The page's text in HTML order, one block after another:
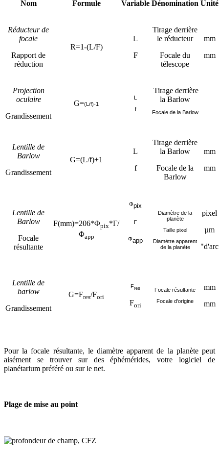
Nom Formule Variable Dénomination Unité
Réducteur de
focale
Rapport de
réduction
R=1-(L/F)
L
F
Tirage derrière
le réducteur
Focale du
télescope
mm
mm
Projection
oculaire
Grandissement
G=(L/f)-1
L
f
Tirage derrière
la Barlow
Focale de la Barlow
Lentille de
Barlow
Grandissement
G=(L/f)+1
L
f
Tirage derrière
la Barlow
Focale de la
Barlow
mm
mm
Lentille de
Barlow
Focale
résultante
F(mm)=206*Φpix*Γ/
Φapp
Φpix
Γ
Φapp
Diamètre de la
planète
Taille pixel
Diamètre apparent
de la planète
pixel
µm
"d'arc
Lentille de
barlow
Grandissement
G=Fres/Fori
Fres
Fori
Focale résultante
Focale d'origine
mm
mm
Pour la focale résultante, le diamètre apparent de la planète peut
aisément se trouver sur des éphémérides, votre logiciel de
planétarium préféré ou sur le net.
Plage de mise au point